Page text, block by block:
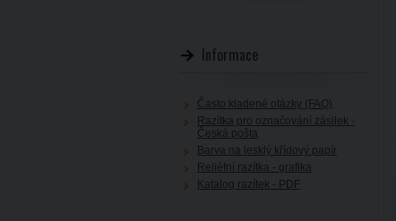
Informace
Často kladené otázky (FAQ)
Razítka pro označování zásilek -
Česká pošta
Barva na lesklý křídový papír
Reliéfní razítka - grafika
Katalog razítek - PDF